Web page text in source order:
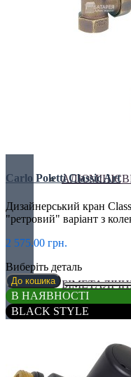
Carlo Poletti Classic Art
Дизайнерський кран
"ретровий" варіант з
2 575.00 грн.
Виберіть деталь
До кошика
В НАЯВНОСТІ
BLACK STYLE